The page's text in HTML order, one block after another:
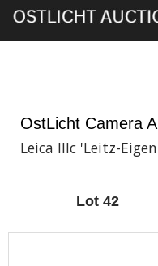
OstLicht Camera
Leica IIIc 'Leitz-
Lot 42